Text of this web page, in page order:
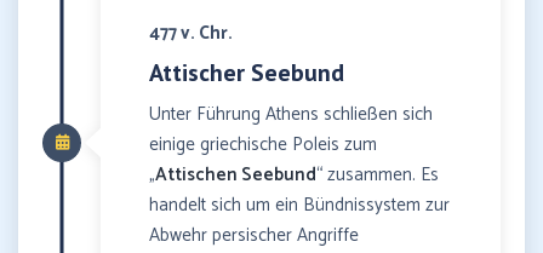
477 v. Chr.
Attischer Seebund
Unter Führung Athens schließen sich
einige griechische Poleis zum
„Attischen Seebund“ zusammen. Es
handelt sich um ein Bündnissystem zur
Abwehr persischer Angriffe